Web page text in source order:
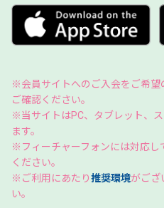
※会員サイトへのご入会をご希望
ご確認ください。
※当サイトはPC、タブレット、
ます。
※フィーチャーフォンには対応し
ください。
※ご利用にあたり推奨環境がござ
い。